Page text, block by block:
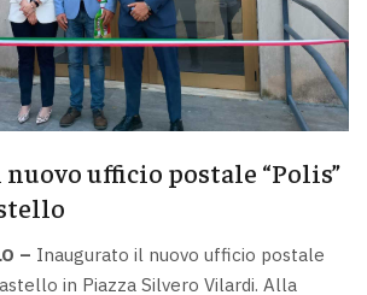
ufficio postale “Polis”
– Inaugurato il nuovo ufficio postale
in Piazza Silvero Vilardi. Alla